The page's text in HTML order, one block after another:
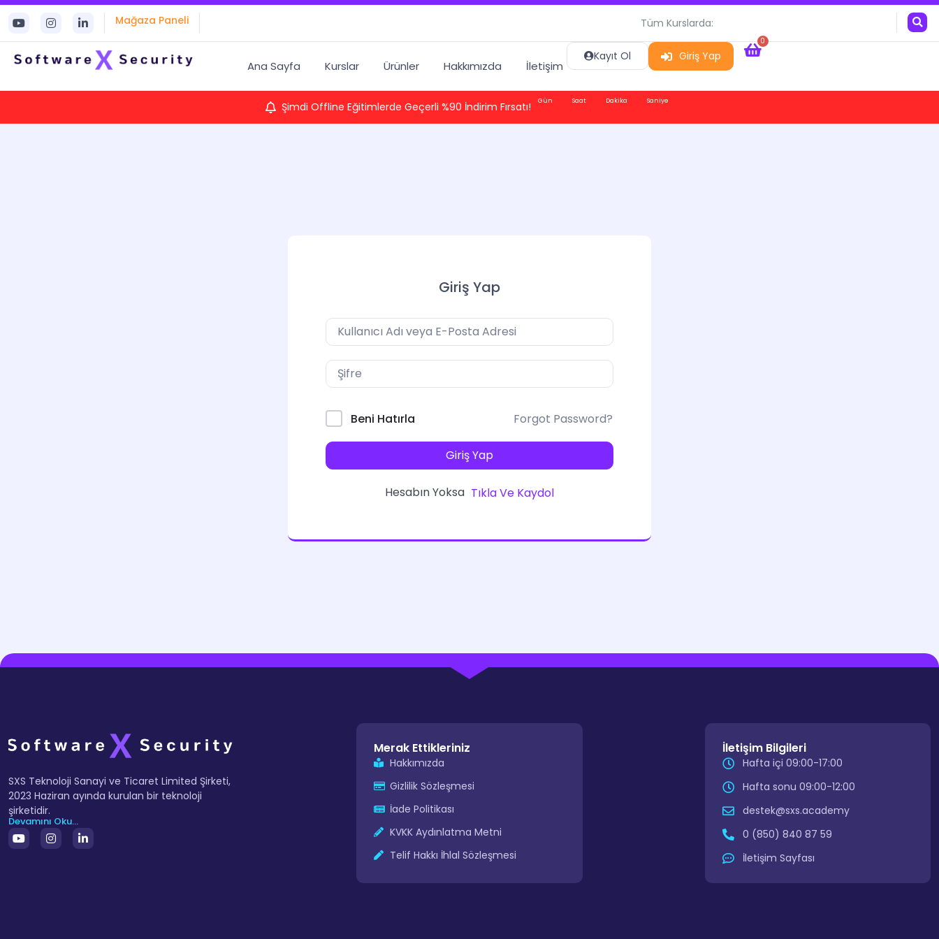
Mağaza Paneli Tüm Kurslarda:
Ana Sayfa Kurslar Ürünler Hakkımızda İletişim
Kayıt Ol Giriş Yap
0
Şimdi Offline Eğitimlerde Geçerli %90 İndirim Fırsatı! Gün Saat Dakika Saniye
Giriş Yap
Beni Hatırla Forgot Password?
Giriş Yap
Hesabın Yoksa Tıkla Ve Kaydol
SXS Teknoloji Sanayi ve Ticaret Limited Şirketi,
2023 Haziran ayında kurulan bir teknoloji
şirketidir.
Devamını Oku...
Merak Ettikleriniz
Hakkımızda
Gizlilik Sözleşmesi
İade Politikası
KVKK Aydınlatma Metni
Telif Hakkı İhlal Sözleşmesi
İletişim Bilgileri
Hafta içi 09:00-17:00
Hafta sonu 09:00-12:00
destek@sxs.academy
0 (850) 840 87 59
İletişim Sayfası